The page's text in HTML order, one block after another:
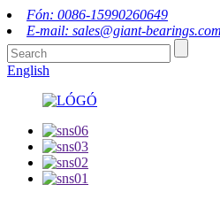
Fón: 0086-15990260649
E-mail: sales@giant-bearings.com
English